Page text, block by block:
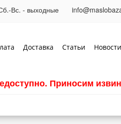
Вс. - выходные
Доставка Статьи Новости
Приносим